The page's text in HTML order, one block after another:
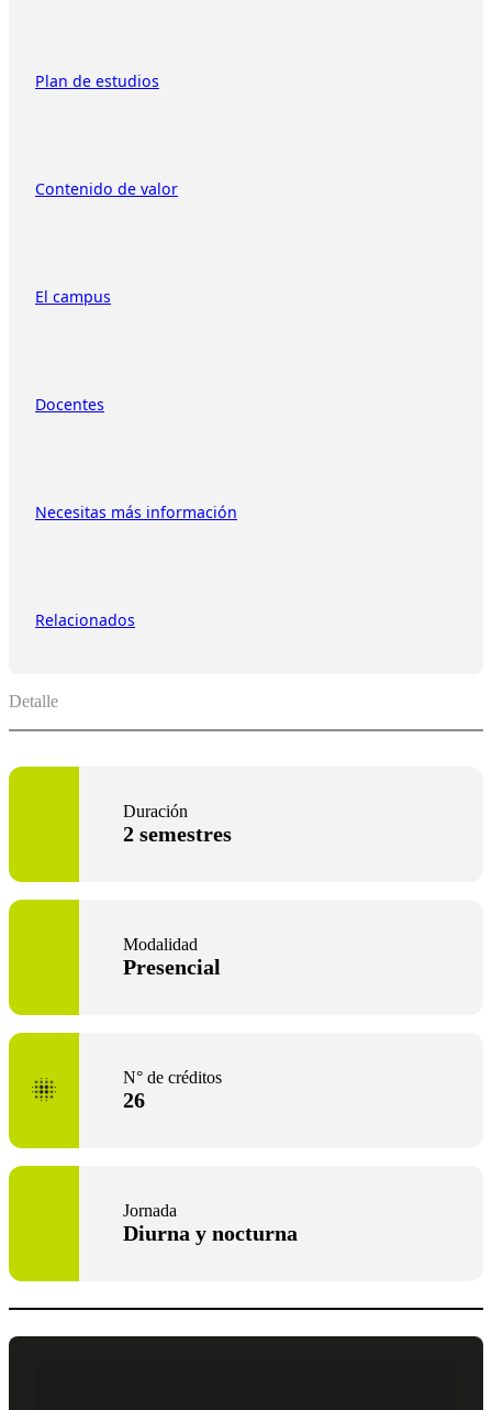
Plan de estudios
Contenido de valor
El campus
Docentes
Necesitas más información
Relacionados
Detalle
Duración
2 semestres
Modalidad
Presencial
N° de créditos
26
Jornada
Diurna y nocturna